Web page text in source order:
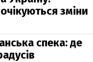
зміни
спека: де